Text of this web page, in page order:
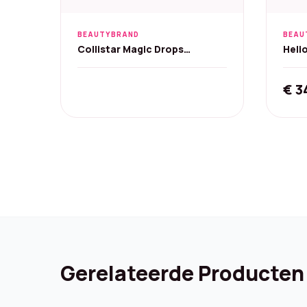
BEAUTYBRAND
Collistar Magic Drops
€
Gerelateerde Producten